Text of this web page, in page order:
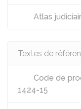
Atlas
Textes de
Code de
1424-15